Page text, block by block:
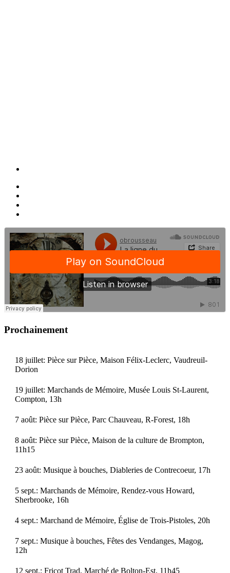
Prochainement
18 juillet: Pièce sur Pièce, Maison Félix-Leclerc, Vaudreuil-
Dorion
19 juillet: Marchands de Mémoire, Musée Louis St-Laurent,
Compton, 13h
7 août: Pièce sur Pièce, Parc Chauveau, R-Forest, 18h
8 août: Pièce sur Pièce, Maison de la culture de Brompton,
11h15
23 août: Musique à bouches, Diableries de Contrecoeur, 17h
5 sept.: Marchands de Mémoire, Rendez-vous Howard,
Sherbrooke, 16h
4 sept.: Marchand de Mémoire, Église de Trois-Pistoles, 20h
7 sept.: Musique à bouches, Fêtes des Vendanges, Magog,
12h
12 sept.: Fricot Trad, Marché de Bolton-Est, 11h45